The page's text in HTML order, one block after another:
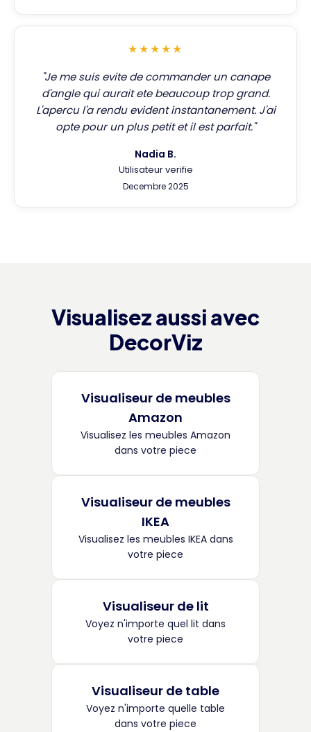
★★★★★
"Je me suis evite de commander un canape
d'angle qui aurait ete beaucoup trop grand.
L'apercu l'a rendu evident instantanement. J'ai
opte pour un plus petit et il est parfait."
Nadia B.
Utilisateur verifie
Decembre 2025
Visualisez aussi avec
DecorViz
Visualiseur de meubles
Amazon
Visualisez les meubles Amazon
dans votre piece
Visualiseur de meubles
IKEA
Visualisez les meubles IKEA dans
votre piece
Visualiseur de lit
Voyez n'importe quel lit dans
votre piece
Visualiseur de table
Voyez n'importe quelle table
dans votre piece